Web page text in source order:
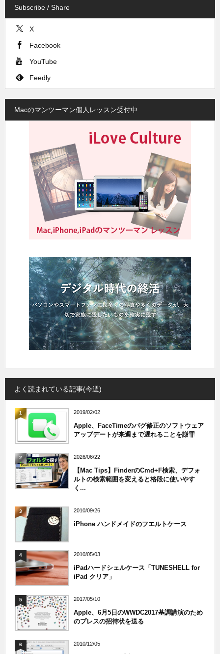
Subscribe / Share
X
Facebook
YouTube
Feedly
Macのマンツーマン個人レッスン受付中
よく読まれている記事(今週)
1 2019/02/02
Apple、FaceTimeのバグ修正のソフトウェア
アップデートが来週まで遅れることを謝罪
2 2026/06/22
【Mac Tips】FinderのCmd+F検索、デフォ
ルトの検索範囲を変えると格段に使いやす
く...
3 2010/09/26
iPhone ハンドメイドのフエルトケース
4 2010/05/03
iPadハードシェルケース「TUNESHELL for
iPad クリア」
5 2017/05/10
Apple、6月5日のWWDC2017基調講演のため
のプレスの招待状を送る
6 2010/12/05